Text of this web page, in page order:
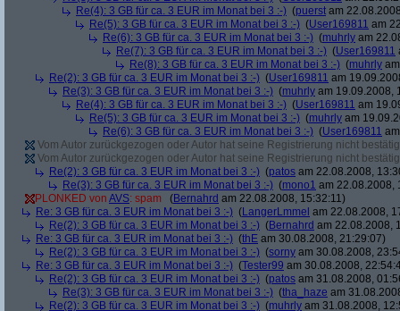
Re(4): 3 GB für ca. 3 EUR im Monat bei 3 :-) (puerst am
Re(5): 3 GB für ca. 3 EUR im Monat bei 3 :-) (User169811 am
Re(6): 3 GB für ca. 3 EUR im Monat bei 3 :-) (muhrly am
Re(7): 3 GB für ca. 3 EUR im Monat bei 3 :-) (User169811
Re(8): 3 GB für ca. 3 EUR im Monat bei 3 :-) (muhrly
Re(2): 3 GB für ca. 3 EUR im Monat bei 3 :-) (User169811 am
Re(3): 3 GB für ca. 3 EUR im Monat bei 3 :-) (muhrly am 19.09.2008,
Re(4): 3 GB für ca. 3 EUR im Monat bei 3 :-) (User169811 am
Re(5): 3 GB für ca. 3 EUR im Monat bei 3 :-) (muhrly am
Re(6): 3 GB für ca. 3 EUR im Monat bei 3 :-) (User169811
Vom Autor zurückgezogen oder Autor hat seine Registrierung nicht
Vom Autor zurückgezogen oder Autor hat seine Registrierung nicht
Re(2): 3 GB für ca. 3 EUR im Monat bei 3 :-) (patos am 22.08.2008,
Re(3): 3 GB für ca. 3 EUR im Monat bei 3 :-) (mono1 am 22.08.2008,
PLONKED von AVS: spam (Bernahrd am 22.08.2008, 15:32:11)
Re: 3 GB für ca. 3 EUR im Monat bei 3 :-) (LangerLmmel am 22.08.2008,
Re(2): 3 GB für ca. 3 EUR im Monat bei 3 :-) (Bernahrd am 22.08.2008,
Re: 3 GB für ca. 3 EUR im Monat bei 3 :-) (thE am 30.08.2008, 21:29:07)
Re(2): 3 GB für ca. 3 EUR im Monat bei 3 :-) (sorny am 30.08.2008,
Re: 3 GB für ca. 3 EUR im Monat bei 3 :-) (Tester99 am 30.08.2008,
Re(2): 3 GB für ca. 3 EUR im Monat bei 3 :-) (patos am 31.08.2008,
Re(3): 3 GB für ca. 3 EUR im Monat bei 3 :-) (tha_haze am
Re(2): 3 GB für ca. 3 EUR im Monat bei 3 :-) (muhrly am 31.08.2008,